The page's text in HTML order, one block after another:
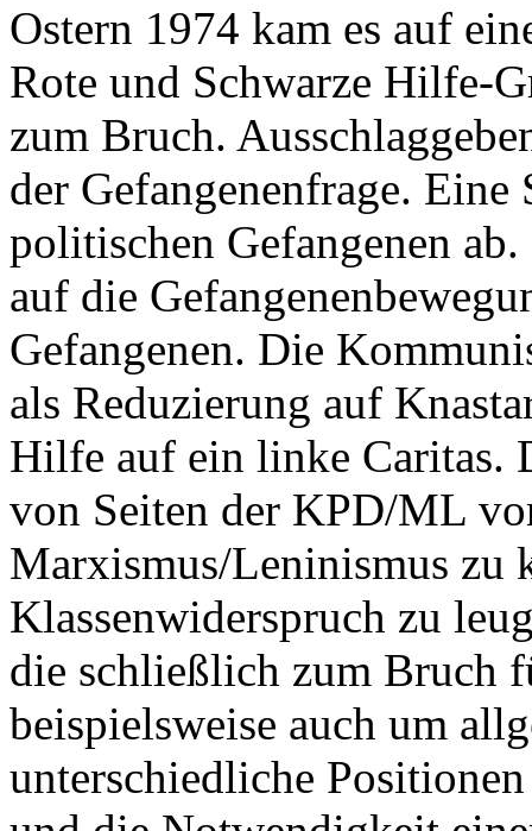
Ostern 1974 kam es auf
Rote und Schwarze Hilfe-
zum Bruch.
der Gefangenenfrage.
politischen Gefangenen
auf die
Gefangenen. Die
als Reduzierung auf
Hilfe auf ein linke Caritas.
von Seiten der KPD/ML
Marxismus/Leninismus zu
Klassenwiderspruch zu
die schließlich zum Bruch
beispielsweise auch um
unterschiedliche